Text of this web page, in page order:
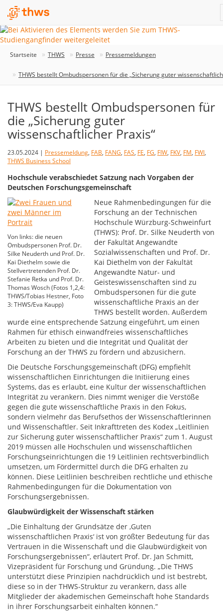
Startseite THWS Presse Pressemeldungen
THWS bestellt Ombudspersonen für die „Sicherung guter
THWS bestellt Ombudspersonen für
die „Sicherung guter
wissenschaftlicher Praxis“
23.05.2024 | Pressemeldung, FAB, FANG, FAS, FE, FG, FIW, FKV, FM, FWI,
THWS Business School
Hochschule verabschiedet Satzung nach Vorgaben der
Deutschen Forschungsgemeinschaft
Von links: die neuen
Ombudspersonen Prof. Dr.
Silke Neuderth und Prof. Dr.
Kai Diethelm sowie die
Stellvertretenden Prof. Dr.
Stefanie Retka und Prof. Dr.
Thomas Wosch (Fotos 1,2,4:
THWS/Tobias Hestner, Foto
3: THWS/Eva Kaupp)
Neue Rahmenbedingungen für die
Forschung an der Technischen
Hochschule Würzburg-Schweinfurt
(THWS): Prof. Dr. Silke Neuderth von
der Fakultät Angewandte
Sozialwissenschaften und Prof. Dr.
Kai Diethelm von der Fakultät
Angewandte Natur- und
Geisteswissenschaften sind zu
Ombudspersonen für die gute
wissenschaftliche Praxis an der
THWS bestellt worden. Außerdem
wurde eine entsprechende Satzung eingeführt, um einen
Rahmen für ethisch einwandfreies wissenschaftliches
Arbeiten zu bieten und die Integrität und Qualität der
Forschung an der THWS zu fördern und abzusichern.
Die Deutsche Forschungsgemeinschaft (DFG) empfiehlt
wissenschaftlichen Einrichtungen die Initiierung eines
Systems, das es erlaubt, eine Kultur der wissenschaftlichen
Integrität zu verankern. Dies nimmt weniger die Verstöße
gegen die gute wissenschaftliche Praxis in den Fokus,
sondern vielmehr das Berufsethos der Wissenschaftlerinnen
und Wissenschaftler. Seit Inkrafttreten des Kodex „Leitlinien
zur Sicherung guter wissenschaftlicher Praxis“ zum 1. August
2019 müssen alle Hochschulen und wissenschaftlichen
Forschungseinrichtungen die 19 Leitlinien rechtsverbindlich
umsetzen, um Fördermittel durch die DFG erhalten zu
können. Diese Leitlinien beschreiben rechtliche und ethische
Rahmenbedingungen für die Dokumentation von
Forschungsergebnissen.
Glaubwürdigkeit der Wissenschaft stärken
„Die Einhaltung der Grundsätze der ,Guten
wissenschaftlichen Praxis‘ ist von größter Bedeutung für das
Vertrauen in die Wissenschaft und die Glaubwürdigkeit von
Forschungsergebnissen“, erläutert Prof. Dr. Jan Schmitt,
Vizepräsident für Forschung und Gründung. „Die THWS
unterstützt diese Prinzipien nachdrücklich und ist bestrebt,
diese so in der THWS-Struktur zu verankern, dass alle
Mitglieder der akademischen Gemeinschaft hohe Standards
in ihrer Forschungsarbeit einhalten können.“